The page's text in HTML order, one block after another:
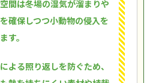
間は冬場の湿気が溜まりや
確保しつつ小動物の侵入を
す。
よる照り返しを防ぐため、